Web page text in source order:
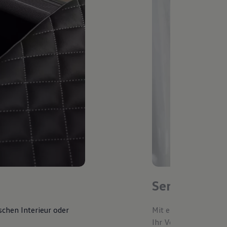
Interieur oder
Service-
Mit einem
Ihr Volkswagen